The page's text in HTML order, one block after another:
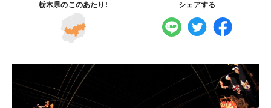
栃木県のこのあたり! シェアする